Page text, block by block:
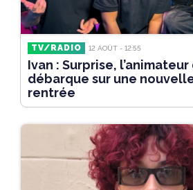
TV/RADIO 12 AOÛT - 12:55
Ivan : Surprise, l’animateur
débarque sur une
rentrée